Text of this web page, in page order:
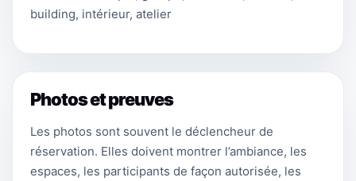
building, intérieur, atelier
Photos et preuves
Les photos sont souvent le déclencheur de
réservation. Elles doivent montrer l’ambiance, les
espaces, les participants de façon autorisée, les